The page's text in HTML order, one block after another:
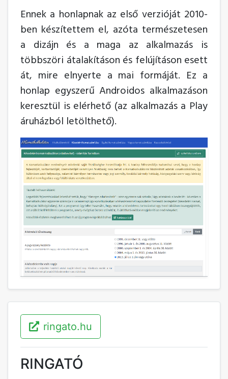
Ennek a honlapnak az első verzióját 2010-
ben készítettem el, azóta természetesen
a dizájn és a maga az alkalmazás is
többszöri átalakításon és felújításon esett
át, mire elnyerte a mai formáját. Ez a
honlap egyszerű Androidos alkalmazáson
keresztül is elérhető (az alkalmazás a Play
áruházból letölthető).
ringato.hu
RINGATÓ